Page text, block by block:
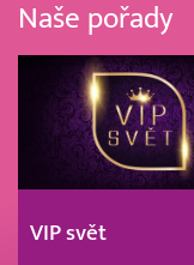
Naše pořady
VIP svět